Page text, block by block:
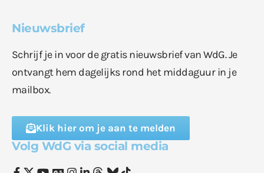
Nieuwsbrief
Schrijf je in voor de gratis nieuwsbrief van WdG. Je
ontvangt hem dagelijks rond het middaguur in je
mailbox.
Klik hier om je aan te melden
Volg WdG via social media